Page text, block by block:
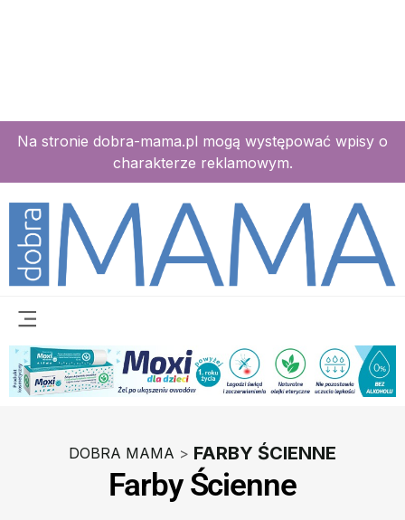
Na stronie dobra-mama.pl mogą występować wpisy o
charakterze reklamowym.
DOBRA MAMA > FARBY ŚCIENNE
Farby Ścienne